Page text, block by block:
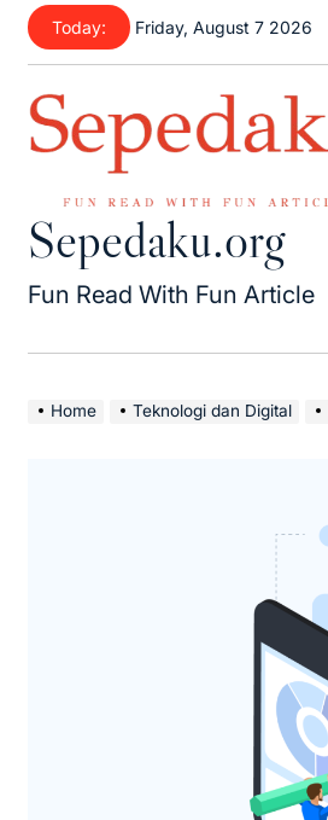
Skip
content
Today: Friday, August 7 2026
Sepedaku.org
Fun Read With Fun Article
Home Teknologi dan Digital